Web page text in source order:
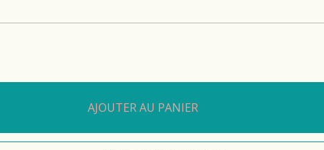
AJOUTER AU PANIER